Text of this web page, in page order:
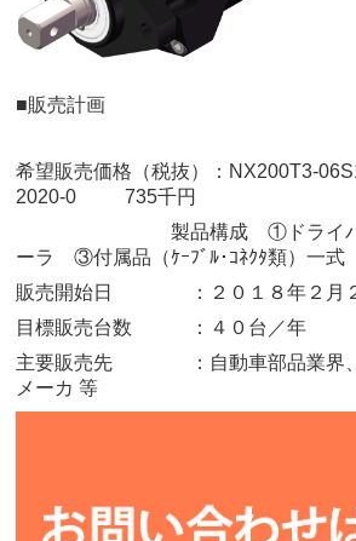
■販売計画
希望販売価格（税抜）：NX200T3-
2020-0 735千円
製品構成 ①ドライバ本
ーラ ③付属品（ｹｰﾌﾞﾙ･ｺﾈｸﾀ類）一式
販売開始日 ：２０１８年２月２
目標販売台数 ：４０台／年
主要販売先 ：自動車部品業界、
メーカ 等